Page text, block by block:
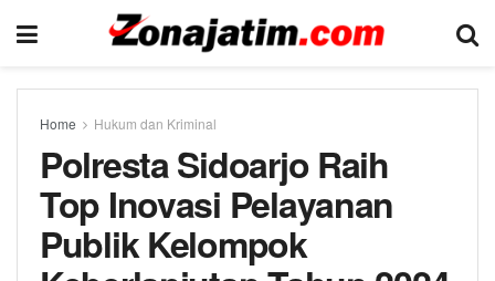
Home Hukum dan Kriminal
Polresta Sidoarjo Raih
Top Inovasi Pelayanan
Publik Kelompok